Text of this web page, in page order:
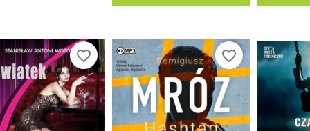
favorite_border favorite_border